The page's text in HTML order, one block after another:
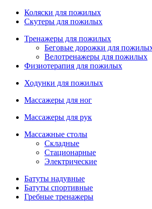
Коляски для пожилых
Скутеры для пожилых
Тренажеры для пожилых
Беговые дорожки для
Велотренажеры для пожилых
Физиотерапия для пожилых
Ходунки для пожилых
Массажеры для ног
Массажеры для рук
Массажные столы
Складные
Стационарные
Электрические
Батуты надувные
Батуты спортивные
Гребные тренажеры